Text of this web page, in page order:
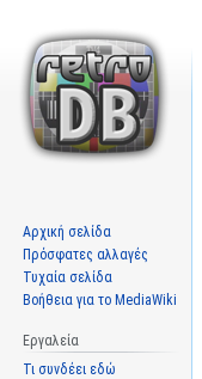
Αρχική σελίδα
Πρόσφατες αλλαγές
Τυχαία σελίδα
Βοήθεια για το MediaWiki
Εργαλεία
Τι συνδέει εδώ